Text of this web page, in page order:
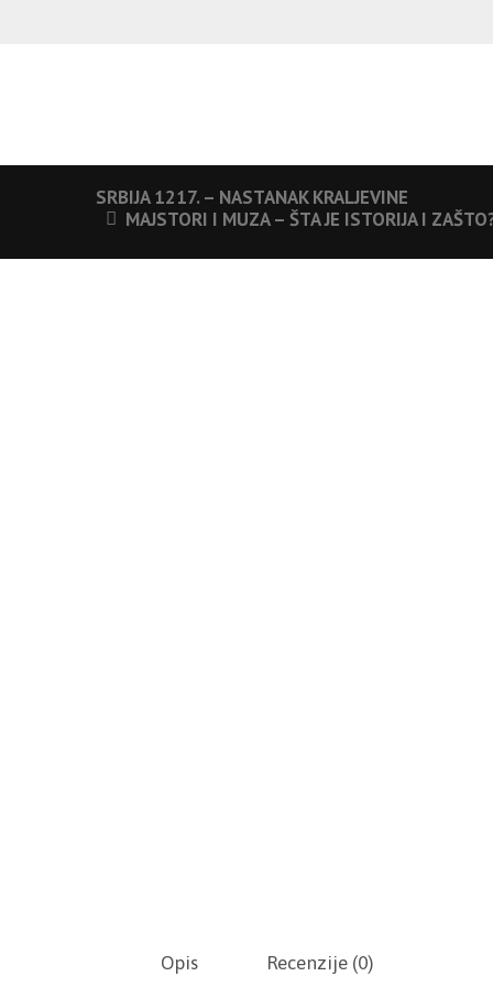
SRBIJA 1217. – NASTANAK KRALJEVINE
MAJSTORI I MUZA – ŠTA JE ISTORIJA I
Opis Recenzije (0)